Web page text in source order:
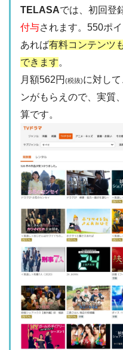
TELASAでは、初回登
付与されます。550ポ
あれば有料コンテンツ
できます。
月額562円 (税抜)に対し
ンがもらえので、実質
算です。